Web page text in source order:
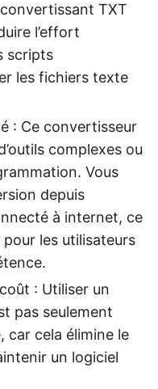
convertissant TXT
l’effort
scripts
les fichiers texte
: Ce convertisseur
complexes ou
Vous
depuis
à internet, ce
les utilisateurs
: Utiliser un
pas seulement
car cela élimine le
un logiciel